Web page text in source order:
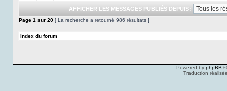
AFFICHER LES MESSAGES PUBLIÉS DEPUIS:
Page 1 sur 20 [ La recherche a retourné 986 résultats ]
Index du forum
Powered by phpBB
Traduction